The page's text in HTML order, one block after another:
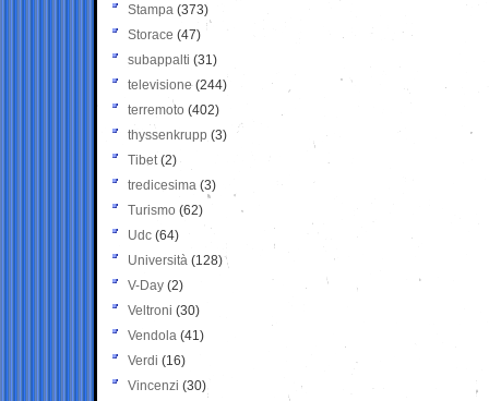
Stampa (373)
Storace (47)
subappalti (31)
televisione(244)
terremoto (402)
thyssenkrupp (3)
Tibet(2)
tredicesima (3)
Turismo (62)
Udc (64)
Università (128)
V-Day (2)
Veltroni (30)
Vendola (41)
Verdi (16)
Vincenzi (30)